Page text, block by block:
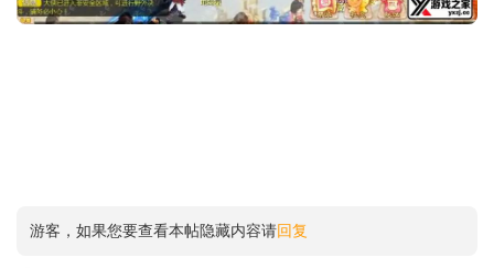
游客，如果您要查看本帖隐藏内容请回复